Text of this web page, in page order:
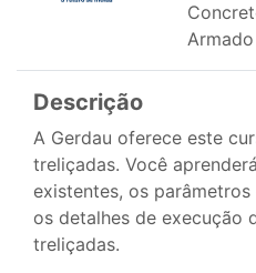
Armado
Descrição
A Gerdau oferece este
treliçadas. Você
existentes, os
os detalhes de execução
treliçadas.